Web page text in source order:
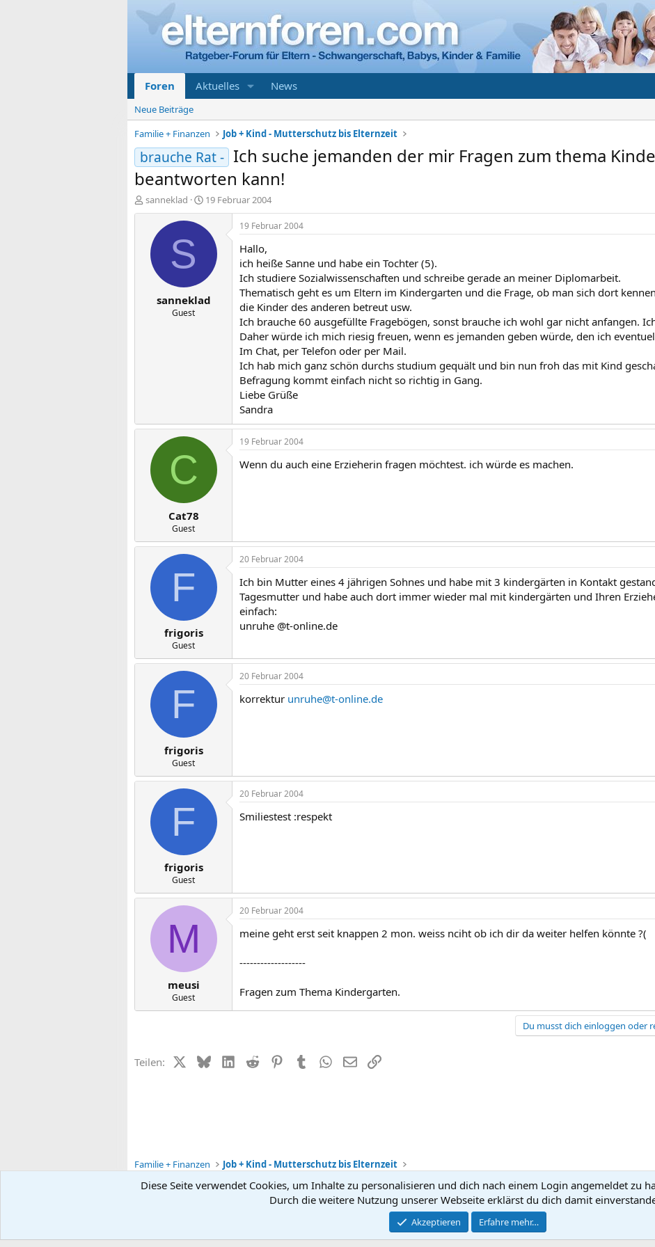
Foren Aktuelles News
Neue Beiträge
Familie + Finanzen
Job + Kind - Mutterschutz bis Elternzeit
brauche Rat - Ich suche jemanden der mir Fragen zum thema
beantworten kann!
E
r
sanneklad
E
r
a
19 Februar 2004
S
sanneklad
Guest
19 Februar 2004
Hallo,
ich heiße Sanne und habe ein Tochter (5).
Ich studiere Sozialwissenschaften und schreibe gerade an meiner Diplomarbeit.
Thematisch geht es um Eltern im Kindergarten und die Frage, ob man sich dort
die Kinder des anderen betreut usw.
Ich brauche 60 ausgefüllte Fragebögen, sonst brauche ich wohl gar nicht anfangen.
Daher würde ich mich riesig freuen, wenn es jemanden geben würde, den ich
Im Chat, per Telefon oder per Mail.
Ich hab mich ganz schön durchs studium gequält und bin nun froh das mit Kind
Befragung kommt einfach nicht so richtig in Gang.
Liebe Grüße
Sandra
C
Cat78
Guest
19 Februar 2004
Wenn du auch eine Erzieherin fragen möchtest. ich würde es machen.
F
frigoris
Guest
20 Februar 2004
Ich bin Mutter eines 4 jährigen Sohnes und habe mit 3 kindergärten in Kontakt
Tagesmutter und habe auch dort immer wieder mal mit kindergärten und Ihren
einfach:
unruhe @t-online.de
F
frigoris
Guest
20 Februar 2004
korrektur unruhe@t-online.de
F
frigoris
Guest
20 Februar 2004
Smiliestest :respekt
M
meusi
Guest
20 Februar 2004
meine geht erst seit knappen 2 mon. weiss nciht ob ich dir da weiter helfen könnte ?(
-------------------
Fragen zum Thema Kindergarten.
Du musst dich einloggen oder
Teilen: X (Twitter)
BlueskyLinkedIn
Reddit PinterestTumblrWhatsApp
E-MailLink
Familie + Finanzen Job + Kind - Mutterschutz bis Elternzeit
Kontakt
Community platform by XenForo ® © 2010-2026 XenForo Ltd.
Diese Seite verwendet Cookies, um Inhalte zu personalisieren und dich nach einem Login angemeldet zu
Durch die weitere Nutzung unserer Webseite erklärst du dich damit
Akzeptieren Erfahre mehr…